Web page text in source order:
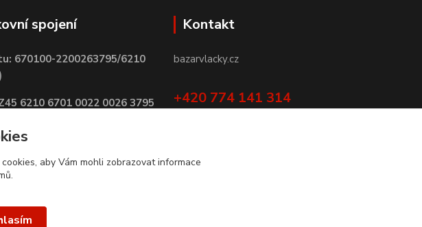
spojení
670100-2200263795/6210
6210 6701 0022 0026 3795
Kontakt
bazarvlacky.cz
+420 774 141 314
aby Vám mohli zobrazovat informace